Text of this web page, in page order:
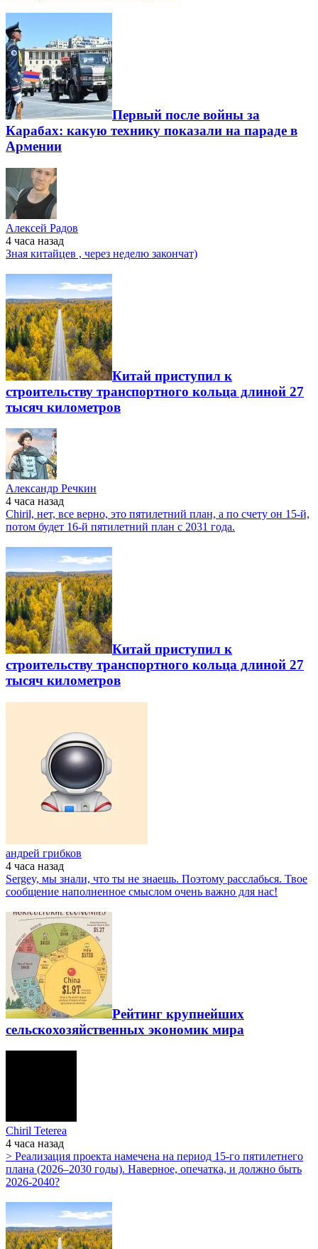
Первый после войны за
Карабах: какую технику показали на параде в
Армении
Алексей Радов
4 часа назад
Зная китайцев , через неделю закончат)
Китай приступил к
строительству транспортного кольца длиной 27
тысяч километров
Александр Речкин
4 часа назад
Chiril, нет, все верно, это пятилетний план, а по счету он 15-й,
потом будет 16-й пятилетний план с 2031 года.
Китай приступил к
строительству транспортного кольца длиной 27
тысяч километров
андрей грибков
4 часа назад
Sergey, мы знали, что ты не знаешь. Поэтому расслабься. Твое
сообщение наполненное смыслом очень важно для нас!
Рейтинг крупнейших
сельскохозяйственных экономик мира
Chiril Teterea
4 часа назад
> Реализация проекта намечена на период 15-го пятилетнего
плана (2026–2030 годы). Наверное, опечатка, и должно быть
2026-2040?